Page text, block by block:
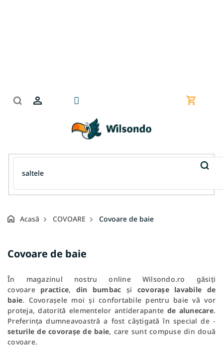
Coş
Acasă COVOARE Covoare de baie
Covoare de baie
În magazinul nostru online Wilsondo.ro găsiți
covoare practice, din bumbac și covorașe lavabile de
baie. Covorașele moi și confortabile pentru baie vă vor
proteja, datorită elementelor antiderapante de alunecare.
Preferința dumneavoastră a fost câștigată în special de -
seturile de covorașe de baie, care sunt compuse din două
covoare.